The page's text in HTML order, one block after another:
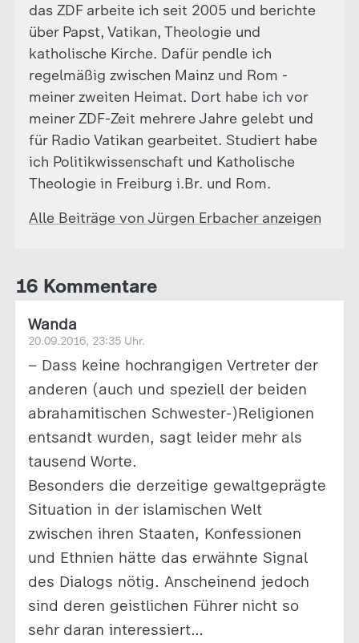
das ZDF arbeite ich seit 2005 und berichte
über Papst, Vatikan, Theologie und
katholische Kirche. Dafür pendle ich
regelmäßig zwischen Mainz und Rom -
meiner zweiten Heimat. Dort habe ich vor
meiner ZDF-Zeit mehrere Jahre gelebt und
für Radio Vatikan gearbeitet. Studiert habe
ich Politikwissenschaft und Katholische
Theologie in Freiburg i.Br. und Rom.
Alle Beiträge von Jürgen Erbacher anzeigen
16 Kommentare
Wanda
20.09.2016, 23:35 Uhr.
– Dass keine hochrangigen Vertreter der
anderen (auch und speziell der beiden
abrahamitischen Schwester-)Religionen
entsandt wurden, sagt leider mehr als
tausend Worte.
Besonders die derzeitige gewaltgeprägte
Situation in der islamischen Welt
zwischen ihren Staaten, Konfessionen
und Ethnien hätte das erwähnte Signal
des Dialogs nötig. Anscheinend jedoch
sind deren geistlichen Führer nicht so
sehr daran interessiert…